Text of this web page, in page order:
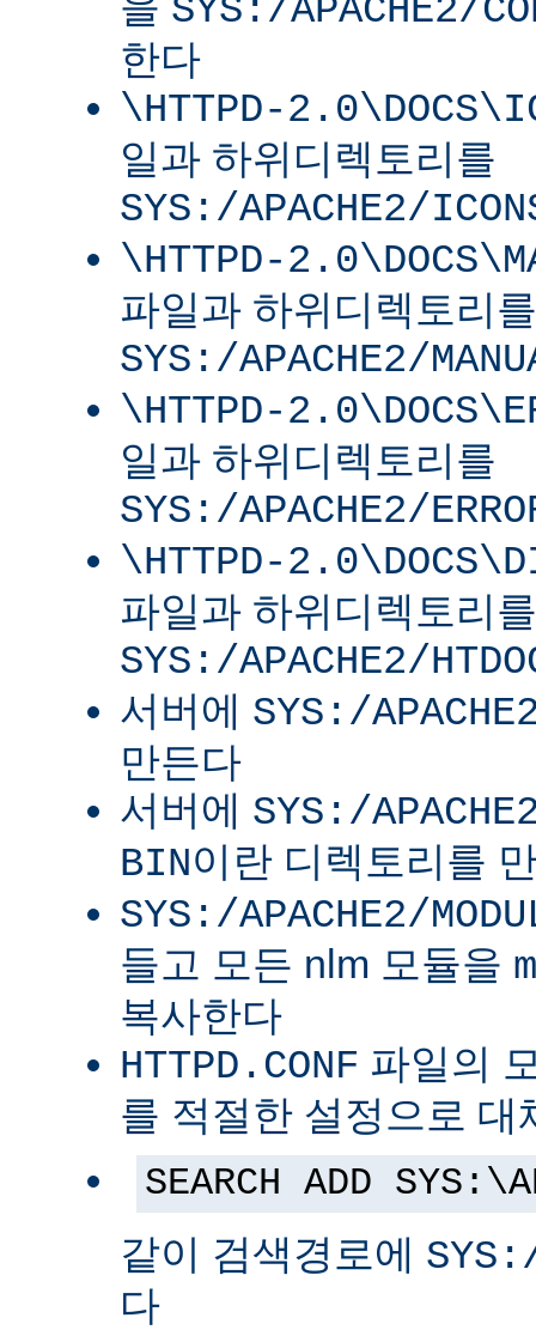
SYS:/APACHE2/
한다
\HTTPD-
일과 하위디렉토리를
SYS:/APACHE2/
\HTTPD-
파일과 하위디렉토리를
SYS:/APACHE2/
\HTTPD-
일과 하위디렉토리를
SYS:/APACHE2/
\HTTPD-
파일과 하위디렉토리를
SYS:/APACHE2/
서버에 SYS:/
만든다
서버에 SYS:/
BIN이란 디렉토리를
SYS:/APACHE2/
들고 모든 nlm 모듈을
복사한다
HTTPD.CONF 파일의
를 적절한 설정으로 대
SEARCH ADD
같이 검색경로에
다